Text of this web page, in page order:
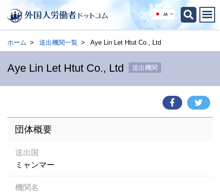
JA
ホーム 送出機関一覧 Aye Lin Let Htut Co., Ltd
Aye Lin Let Htut Co., Ltd 送出機関
団体概要
送出国
ミャンマー
機関名